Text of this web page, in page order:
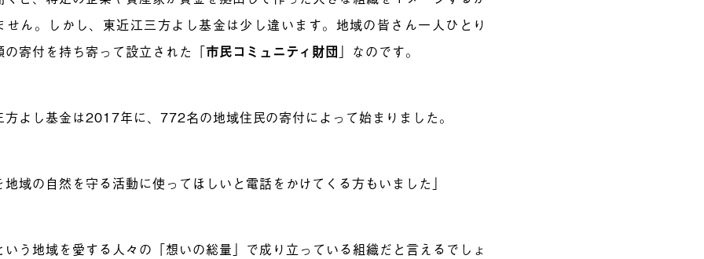
せん。しかし、東近江三方よし基金は少し違います。地域の皆さん一人ひとり
の寄付を持ち寄って設立された「市民コミュニティ財団 」なのです。
方よし基金は2017年に、772名の地域住民の寄付によって始まりました。
地域の自然を守る活動に使ってほしいと電話をかけてくる方もいました」
いう地域を愛する人々の「想いの総量」で成り立っている組織だと言えるでしょ